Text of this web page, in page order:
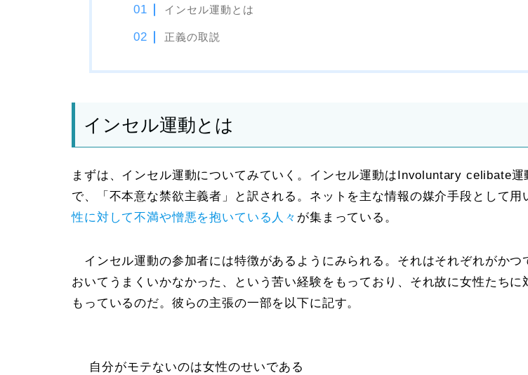
インセル運動とは
正義の取説
インセル運動とは
まずは、インセル運動についてみていく。インセル運動は Involuntary celibate運
で、「 不本意な禁欲主義者 」と訳される。ネットを主な情報の媒介手段として用
性に対して不満や憎悪を抱いている人々 が集まっている。
インセル運動の参加者には特徴があるようにみられる。それはそれぞれがかつ
おいてうまくいかなかった、という苦い経験をもっており、それ故に女性たちに
もっているのだ。彼らの主張の一部を以下に記す。
自分がモテないのは女性のせいである